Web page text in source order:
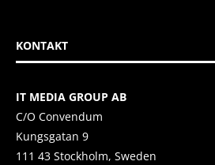
KONTAKT
IT MEDIA GROUP AB
C/O Convendum
Kungsgatan 9
111 43 Stockholm, Sweden